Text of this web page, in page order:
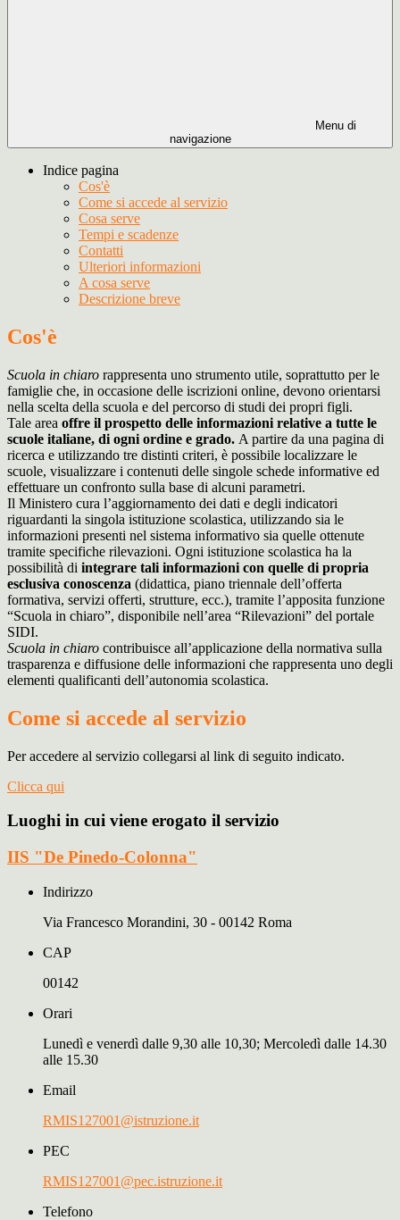
Menu di
navigazione
Indice pagina
Cos'è
Come si accede al servizio
Cosa serve
Tempi e scadenze
Contatti
Ulteriori informazioni
A cosa serve
Descrizione breve
Cos'è
Scuola in chiaro rappresenta uno strumento utile, soprattutto per le
famiglie che, in occasione delle iscrizioni online, devono orientarsi
nella scelta della scuola e del percorso di studi dei propri figli.
Tale area offre il prospetto delle informazioni relative a tutte le
scuole italiane, di ogni ordine e grado. A partire da una pagina di
ricerca e utilizzando tre distinti criteri, è possibile localizzare le
scuole, visualizzare i contenuti delle singole schede informative ed
effettuare un confronto sulla base di alcuni parametri.
Il Ministero cura l’aggiornamento dei dati e degli indicatori
riguardanti la singola istituzione scolastica, utilizzando sia le
informazioni presenti nel sistema informativo sia quelle ottenute
tramite specifiche rilevazioni. Ogni istituzione scolastica ha la
possibilità di integrare tali informazioni con quelle di propria
esclusiva conoscenza (didattica, piano triennale dell’offerta
formativa, servizi offerti, strutture, ecc.), tramite l’apposita funzione
“Scuola in chiaro”, disponibile nell’area “Rilevazioni” del portale
SIDI.
Scuola in chiaro contribuisce all’applicazione della normativa sulla
trasparenza e diffusione delle informazioni che rappresenta uno degli
elementi qualificanti dell’autonomia scolastica.
Come si accede al servizio
Per accedere al servizio collegarsi al link di seguito indicato.
Clicca qui
Luoghi in cui viene erogato il servizio
IIS "De Pinedo-Colonna"
Indirizzo
Via Francesco Morandini, 30 - 00142 Roma
CAP
00142
Orari
Lunedì e venerdì dalle 9,30 alle 10,30; Mercoledì dalle 14.30
alle 15.30
Email
RMIS127001@istruzione.it
PEC
RMIS127001@pec.istruzione.it
Telefono